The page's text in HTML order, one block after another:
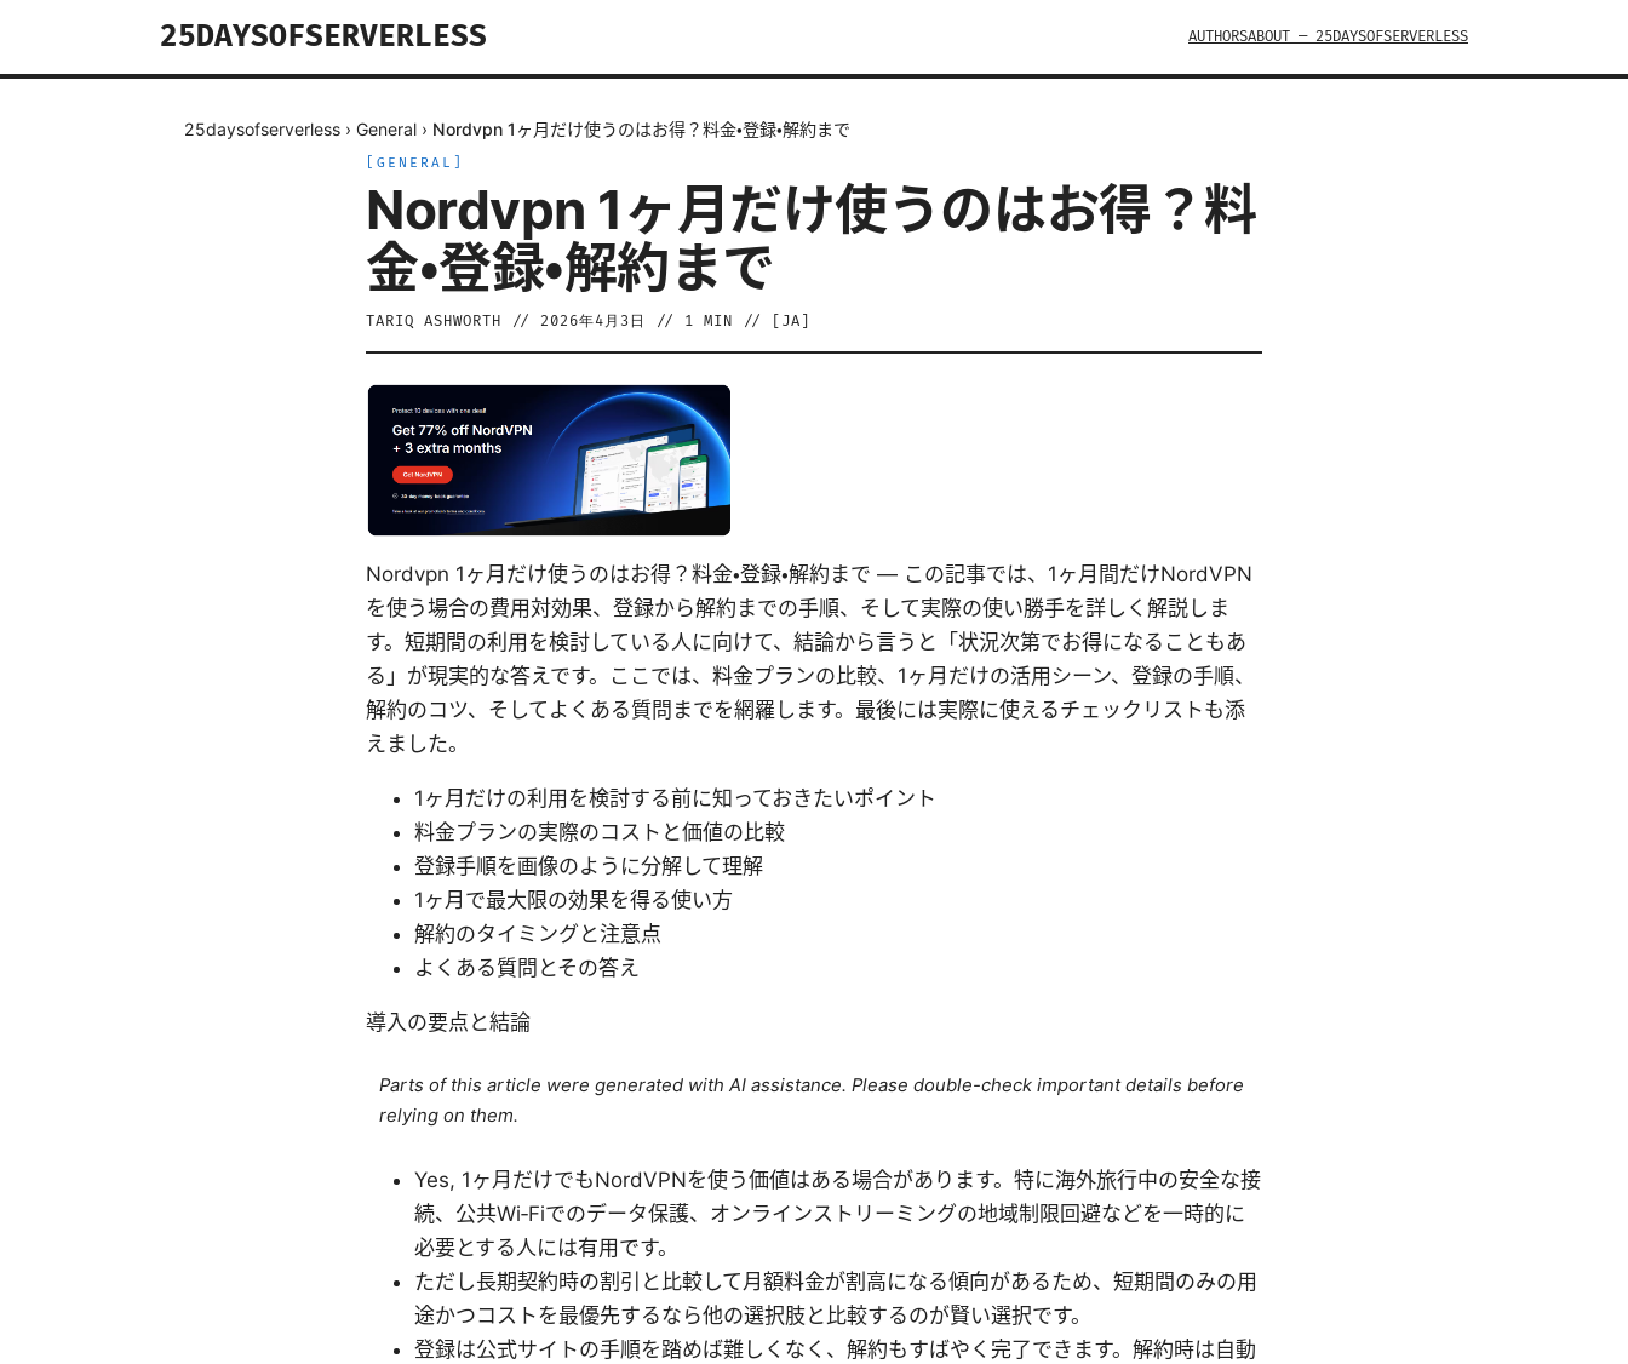
25DAYSOFSERVERLESS AUTHORSABOUT — 25DAYSOFSERVERLESS
25daysofserverless › General › Nordvpn 1ヶ月だけ使うのはお得？料金・登録・解約まで
GENERAL
Nordvpn 1ヶ月だけ使うのはお得？料
金・登録・解約まで
TARIQ ASHWORTH // 2026年4月3日 // 1 MIN // [ JA
Nordvpn 1ヶ月だけ使うのはお得？料金・登録・解約まで — この記事では、1ヶ月間だけNordVPN
を使う場合の費用対効果、登録から解約までの手順、そして実際の使い勝手を詳しく解説しま
す。短期間の利用を検討している人に向けて、結論から言うと「状況次第でお得になることもあ
る」が現実的な答えです。ここでは、料金プランの比較、1ヶ月だけの活用シーン、登録の手順、
解約のコツ、そしてよくある質問までを網羅します。最後には実際に使えるチェックリストも添
えました。
1ヶ月だけの利用を検討する前に知っておきたいポイント
料金プランの実際のコストと価値の比較
登録手順を画像のように分解して理解
1ヶ月で最大限の効果を得る使い方
解約のタイミングと注意点
よくある質問とその答え
導入の要点と結論
Parts of this article were generated with AI assistance. Please double-check important details before
relying on them.
Yes, 1ヶ月だけでもNordVPNを使う価値はある場合があります。特に海外旅行中の安全な接
続、公共Wi‑Fiでのデータ保護、オンラインストリーミングの地域制限回避などを一時的に
必要とする人には有用です。
ただし長期契約時の割引と比較して月額料金が割高になる傾向があるため、短期間のみの用
途かつコストを最優先するなら他の選択肢と比較するのが賢い選択です。
登録は公式サイトの手順を踏めば難しくなく、解約もすばやく完了できます。解約時は自動